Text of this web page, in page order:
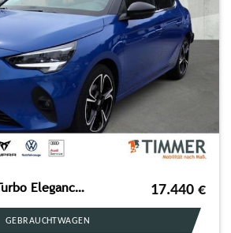
OPEL Corsa F 1.2 Turbo Elegance +AUTOMATIK +NAVI +KAM 17.440 €
GEBRAUCHTWAGEN